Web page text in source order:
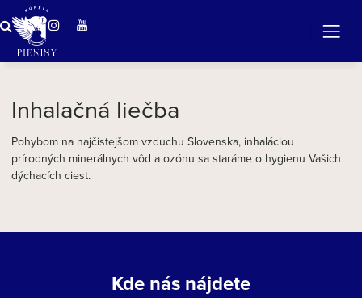
Inhalačná liečba
Pohybom na najčistejšom vzduchu Slovenska, inhaláciou
prírodných minerálnych vôd a ozónu sa staráme o hygienu Vašich
dýchacích ciest.
Kde nás nájdete